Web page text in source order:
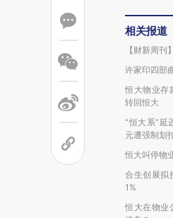
相关报道
【财新周
许家印四部
恒大物业存
转回恒大
“恒大系”延
元遭强制划
恒大叫停物
合生创展拟
1%
恒大在物业